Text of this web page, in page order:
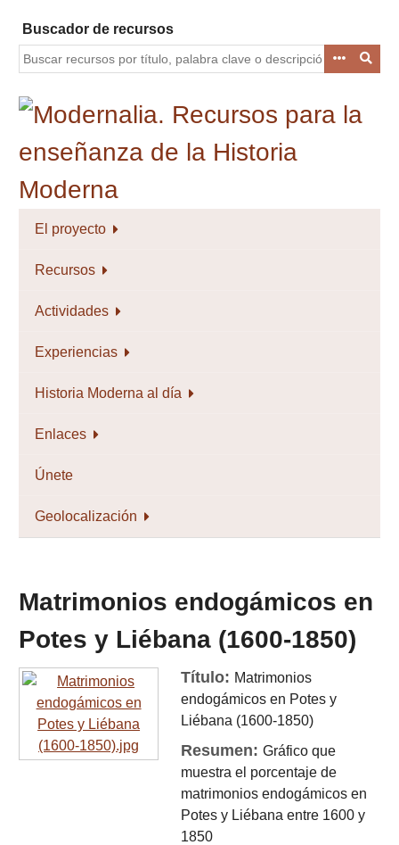
contenido
principal
Buscador de recursos
El proyecto
Recursos
Actividades
Experiencias
Historia Moderna al día
Enlaces
Únete
Geolocalización
Matrimonios endogámicos en
Potes y Liébana (1600-1850)
Título: Matrimonios
endogámicos en Potes y
Liébana (1600-1850)
Resumen:Gráfico que
muestra el porcentaje de
matrimonios endogámicos en
Potes y Liébana entre 1600 y
1850